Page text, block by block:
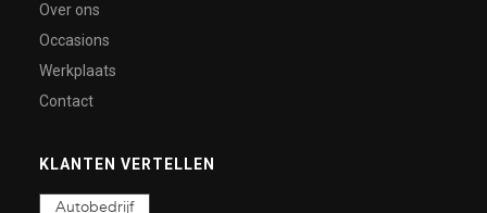
Over ons
Occasions
Werkplaats
Contact
KLANTEN VERTELLEN
Autobedrijf